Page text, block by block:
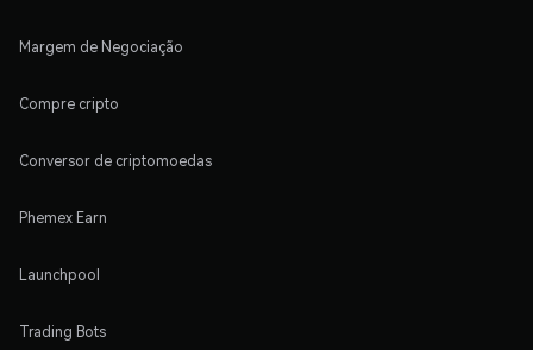
Margem de Negociação
Compre cripto
Conversor de criptomoedas
Phemex Earn
Launchpool
Trading Bots